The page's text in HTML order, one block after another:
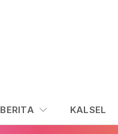
BERITA KALSEL